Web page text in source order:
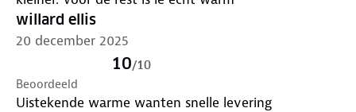
willard ellis
20 december 2025
10/10
Beoordeeld
Uistekende warme wanten snelle levering